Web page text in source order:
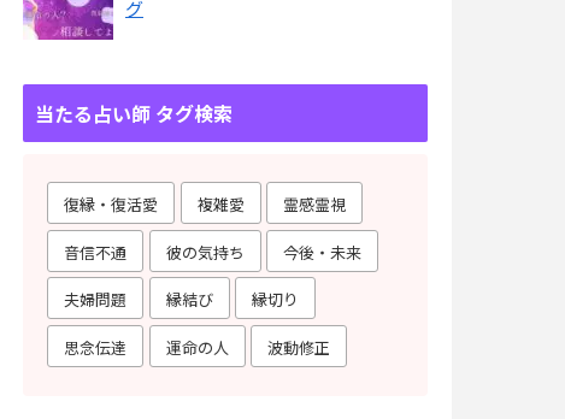
グ
当たる占い師 タグ検索
復縁・復活愛 複雑愛 霊感霊視
音信不通 彼の気持ち 今後・未来
夫婦問題 縁結び 縁切り
思念伝達 運命の人 波動修正